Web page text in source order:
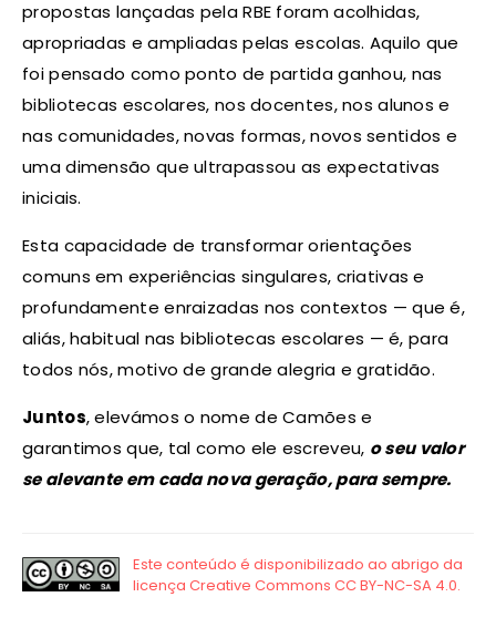
propostas lançadas pela RBE foram acolhidas,
apropriadas e ampliadas pelas escolas. Aquilo que
foi pensado como ponto de partida ganhou, nas
bibliotecas escolares, nos docentes, nos alunos e
nas comunidades, novas formas, novos sentidos e
uma dimensão que ultrapassou as expectativas
iniciais.
Esta capacidade de transformar orientações
comuns em experiências singulares, criativas e
profundamente enraizadas nos contextos — que é,
aliás, habitual nas bibliotecas escolares — é, para
todos nós, motivo de grande alegria e gratidão.
Juntos, elevámos o nome de Camões e
garantimos que, tal como ele escreveu, o seu valor
se alevante em cada nova geração, para sempre.